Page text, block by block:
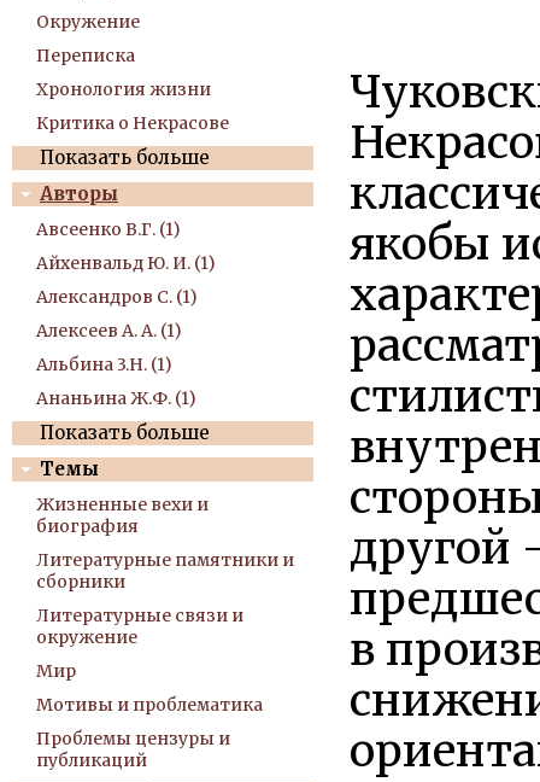
Окружение
Переписка
Хронология жизни
Критика о Некрасове
Показать больше
Авторы
Авсеенко В.Г. (1)
Айхенвальд Ю. И. (1)
Александров С. (1)
Алексеев А. А. (1)
Альбина 3.Н. (1)
Ананьина Ж.Ф. (1)
Показать больше
Темы
Жизненные вехи и
биография
Литературные памятники и
сборники
Литературные связи и
окружение
Мир
Мотивы и проблематика
Проблемы цензуры и
публикаций
якобы
другой
в